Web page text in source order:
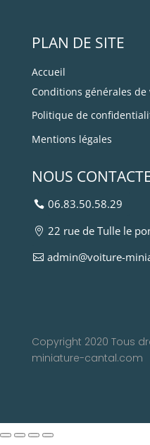
PLAN DE SITE
Accueil
Conditions générales de
Politique de
Mentions légales
NOUS
06.83.50.58.29
22 rue de Tulle le
admin@voiture-
Copyright 2020 Tous
miniature-cantal.com